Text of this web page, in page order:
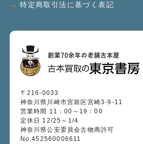
特定商取引法に基づく表記
〒216-0033
神奈川県川崎市宮前区宮崎3-9-11
営業時間 11：00～19：00
定休日 12/25～1/4
神奈川県公安委員会古物商許可
No.452560006611